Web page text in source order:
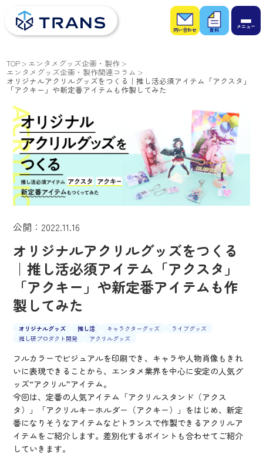
お問
い合
わせ
お役
立ち
資料
TOP エンタメグッズ企画・製作
エンタメグッズ企画・製作関連コラム
オリジナルアクリルグッズをつくる｜推し活必須アイテム「アクスタ」
「アクキー」や新定番アイテムも作製してみた
公開：2022.11.16
オリジナルアクリルグッズをつくる
｜推し活必須アイテム「アクスタ」
「アクキー」や新定番アイテムも作
製してみた
オリジナルグッズ 推し活 キャラクターグッズ
ライブグッズ
推し研プロダクト開発
アクリルグッズ
フルカラーでビジュアルを印刷でき、キャラや人物肖像もきれ
いに表現できることから、エンタメ業界を中心に安定の人気グ
ッズ“アクリル”アイテム。
今回は、定番の人気アイテム「アクリルスタンド（アクス
タ）」「アクリルキーホルダー（アクキー）」をはじめ、新定
番になりそうなアイテムなどトランスで作製できるアクリルア
イテムをご紹介します。差別化するポイントも合わせてご紹介
していきます。